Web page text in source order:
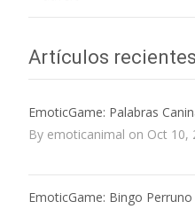
Artículos recientes
EmoticGame: Palabras
By emoticanimal on Oct 10,
EmoticGame: Bingo Perruno